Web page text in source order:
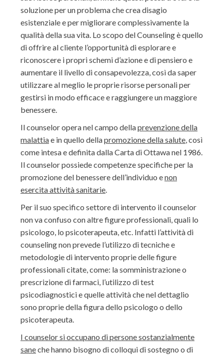
soluzione per un problema che crea disagio
esistenziale e per migliorare complessivamente la
qualità della sua vita. Lo scopo del Counseling è quello
di offrire al cliente l’opportunità di esplorare e
riconoscere i propri schemi d’azione e di pensiero e
aumentare il livello di consapevolezza, così da saper
utilizzare al meglio le proprie risorse personali per
gestirsi in modo efficace e raggiungere un maggiore
benessere.
Il counselor opera nel campo dellaprevenzione della
malattiae in quello dellapromozione della salute, così
come intesa e definita dalla Carta di Ottawa nel 1986.
Il counselor possiede competenze specifiche per la
promozione del benessere dell’individuo enon
esercita attività sanitarie.
Per il suo specifico settore di intervento il counselor
non va confuso con altre figure professionali, quali lo
psicologo, lo psicoterapeuta, etc. Infatti l’attività di
counseling non prevede l’utilizzo di tecniche e
metodologie di intervento proprie delle figure
professionali citate, come: la somministrazione o
prescrizione di farmaci, l’utilizzo di test
psicodiagnostici e quelle attività che nel dettaglio
sono proprie della figura dello psicologo o dello
psicoterapeuta.
I counselor si occupano di persone sostanzialmente
saneche hanno bisogno di colloqui di sostegno o di